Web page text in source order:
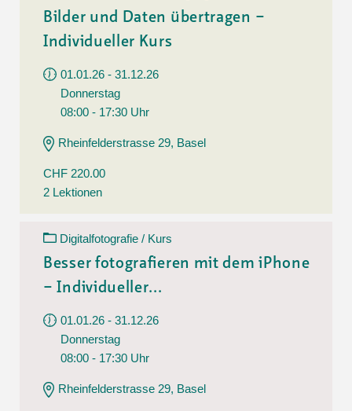
Bilder und Daten übertragen –
Individueller Kurs
01.01.26 - 31.12.26
Donnerstag
08:00 - 17:30 Uhr
Rheinfelderstrasse 29, Basel
CHF 220.00
2 Lektionen
Digitalfotografie / Kurs
Besser fotografieren mit dem iPhone
– Individueller...
01.01.26 - 31.12.26
Donnerstag
08:00 - 17:30 Uhr
Rheinfelderstrasse 29, Basel